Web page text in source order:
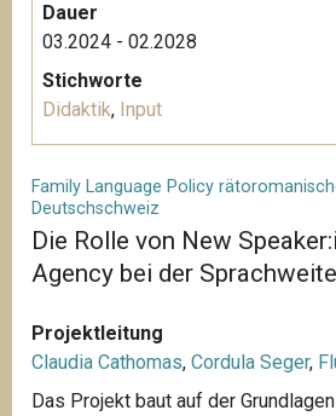
Dauer
03.2024 - 02.2028
Stichworte
Didaktik, Input
Family Language Policy
Deutschschweiz
Die Rolle von New
Agency bei der
Projektleitung
Claudia Cathomas, Cordula Seger,
Das Projekt baut auf der